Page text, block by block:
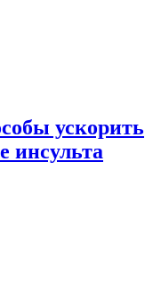
ускорить
инсульта